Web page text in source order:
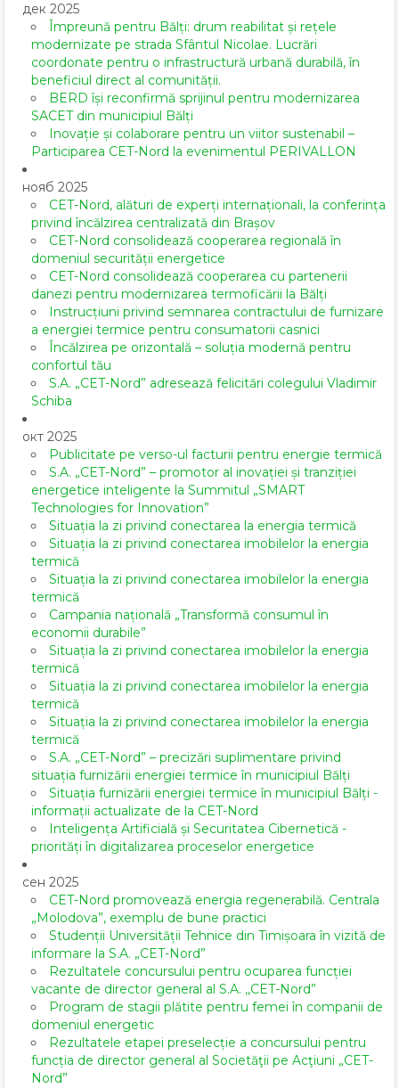
дек 2025
Împreună pentru Bălți: drum reabilitat și rețele
modernizate pe strada Sfântul Nicolae. Lucrări
coordonate pentru o infrastructură urbană durabilă, în
beneficiul direct al comunității.
BERD își reconfirmă sprijinul pentru modernizarea
SACET din municipiul Bălți
Inovație și colaborare pentru un viitor sustenabil –
Participarea CET-Nord la evenimentul PERIVALLON
нояб 2025
CET-Nord, alături de experți internaționali, la conferința
privind încălzirea centralizată din Brașov
CET-Nord consolidează cooperarea regională în
domeniul securității energetice
CET-Nord consolidează cooperarea cu partenerii
danezi pentru modernizarea termoficării la Bălți
Instrucțiuni privind semnarea contractului de furnizare
a energiei termice pentru consumatorii casnici
Încălzirea pe orizontală – soluția modernă pentru
confortul tău
S.A. „CET-Nord” adresează felicitări colegului Vladimir
Schiba
окт 2025
Publicitate pe verso-ul facturii pentru energie termică
S.A. „CET-Nord” – promotor al inovației și tranziției
energetice inteligente la Summitul „SMART
Technologies for Innovation”
Situația la zi privind conectarea la energia termică
Situația la zi privind conectarea imobilelor la energia
termică
Situația la zi privind conectarea imobilelor la energia
termică
Campania națională „Transformă consumul în
economii durabile”
Situația la zi privind conectarea imobilelor la energia
termică
Situația la zi privind conectarea imobilelor la energia
termică
Situația la zi privind conectarea imobilelor la energia
termică
S.A. „CET-Nord” – precizări suplimentare privind
situația furnizării energiei termice în municipiul Bălți
Situația furnizării energiei termice în municipiul Bălți -
informații actualizate de la CET-Nord
Inteligența Artificială și Securitatea Cibernetică -
priorități în digitalizarea proceselor energetice
сен 2025
CET-Nord promovează energia regenerabilă. Centrala
„Molodova”, exemplu de bune practici
Studenții Universității Tehnice din Timișoara în vizită de
informare la S.A. „CET-Nord”
Rezultatele concursului pentru ocuparea funcției
vacante de director general al S.A. ,,CET-Nord”
Program de stagii plătite pentru femei în companii de
domeniul energetic
Rezultatele etapei preselecție a concursului pentru
funcția de director general al Societăţii pe Acţiuni „CET-
Nord”